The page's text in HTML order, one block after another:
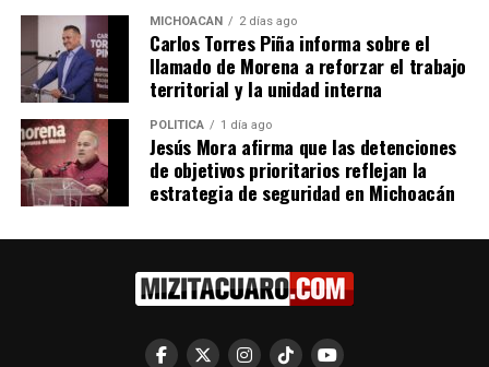
Relacionado
SEE Apoya la Ampliación de
Superior a Nivel Nacional
23 octubre, 2024
Encabeza Bedolla entrega
Premio Ceneval al
Desempeño de Excelencia
7 diciembre, 2023
MICHOACÁN 2 días ago
Carlos Torres Piña informa sobre el
llamado de Morena a reforzar el trabajo
territorial y la unidad interna
POLÍTICA 1 día ago
Jesús Mora afirma que las detenciones
de objetivos prioritarios reflejan la
estrategia de seguridad en Michoacán